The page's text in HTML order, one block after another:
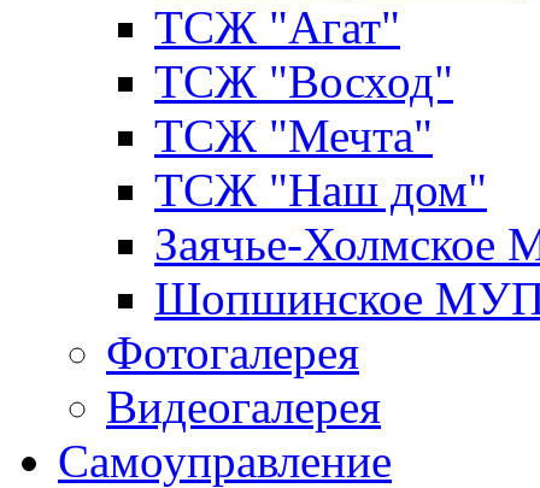
ТСЖ "Агат"
ТСЖ "Восход"
ТСЖ "Мечта"
ТСЖ "Наш дом"
Заячье-
Шопшинское
Фотогалерея
Видеогалерея
Самоуправление